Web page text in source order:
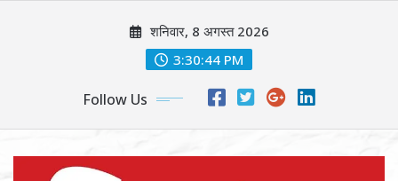
शनिवार, 8 अगस्त 2026
3:30:46 PM
Follow Us